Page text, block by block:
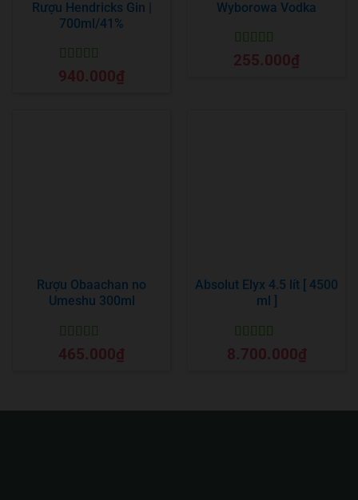
Rượu Hendricks Gin |
700ml/41%
Được xếp
hạng55 sao
940.000₫
Wyborowa Vodka
Được xếp
hạng55 sao
255.000₫
Rượu Obaachan no
Umeshu 300ml
Được xếp
hạng55 sao
465.000₫
Absolut Elyx 4.5 lít [ 4500
ml ]
Được xếp
hạng55 sao
8.700.000₫